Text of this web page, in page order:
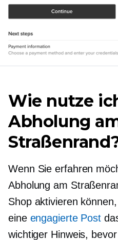
Wie nutze
Abholung
Wenn Sie erfahren
Abholung am
Shop aktivieren
eine engagierte Post
wichtiger Hinweis,